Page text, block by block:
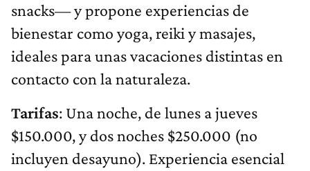
snacks— y propone experiencias de
bienestar como yoga, reiki y masajes,
ideales para unas vacaciones distintas en
contacto con la naturaleza.
Tarifas: Una noche, de lunes a jueves
$150.000, y dos noches $250.000 (no
incluyen desayuno). Experiencia esencial